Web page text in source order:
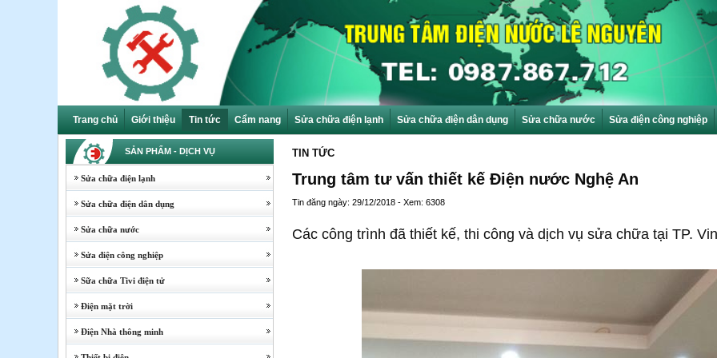
Trang chủ Giới thiệu Tin tức Cẩm nang Sửa chữa điện lạnh Sửa chữa điện dân dụng Sửa chữa nước Sửa điện công nghiệp
SẢN PHẨM - DỊCH VỤ
Sửa chữa điện lạnh
Sửa chữa điện dân dụng
Sửa chữa nước
Sửa điện công nghiệp
Sữa chữa Tivi điện tử
Điện mặt trời
Điện Nhà thông minh
TIN TỨC
Trung tâm tư vấn thiết kế Điện nước Nghệ An
Tin đăng ngày: 29/12/2018 - Xem: 6308
Các công trình đã thiết kế, thi công và dịch vụ sửa chữa tại TP.